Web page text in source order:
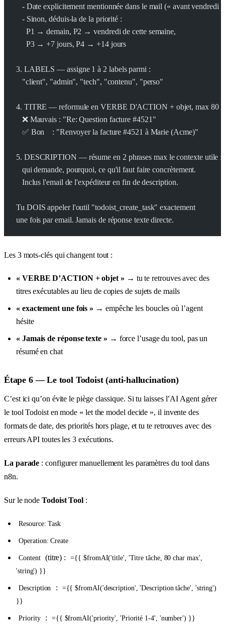
- Date explicitement mentionnée dans le mail (« avant vendredi
   - Sinon, déduis-la de la priorité :
     P1 → demain, P2 → vendredi de cette semaine,
     P3 → +7 jours, P4 → +14 jours
3. LABELS — assigne 1 à 2 labels parmi :
   "client", "admin", "tech", "contenu", "perso"
4. TITRE — reformule en VERBE D'ACTION + objet, max 80
   ❌ Mauvais : "Re: Question facture #4521"
   ✅ Bon    : "Renvoyer la facture #4521 à Marie (Acme)"
5. DESCRIPTION — résume en 2 phrases max le contexte utile :
   qui demande, pourquoi, ce qu'il faut faire concrètement.
   Inclus l'email de l'expéditeur en fin de description.
Tu DOIS appeler l'outil "todoist_create_task" exactement
une fois par email. Jamais de réponse texte directe.
Les 3 mots-clés qui changent tout :
« VERBE D’ACTION + objet » → tu te retrouves avec des
titres exécutables au lieu de copies de sujets de mails
« exactement une fois » → empêche les boucles où l’agent
hésite
« Jamais de réponse texte » → force l’usage du tool, pas un
résumé en chat
Étape 6 — Le tool Todoist (anti-hallucination)
C’est ici qu’on évite le piège classique. Si tu laisses l’AI Agent gérer
le tool Todoist en mode « let the model decide », il invente des
formats de date, des priorités hors plage, et tu te retrouves avec des
erreurs API toutes les 3 exécutions.
La parade : configurer manuellement les paramètres du tool dans
n8n.
Sur le nodeTodoist Tool :
Resource: Task
Operation: Create
Content (titre) :
={{ $fromAI('title', 'Titre tâche, 80 char max',
'string') }}
Description :
={{ $fromAI('description', 'Description tâche', 'string')
}}
Priority : ={{ $fromAI('priority', 'Priorité 1-4', 'number') }}